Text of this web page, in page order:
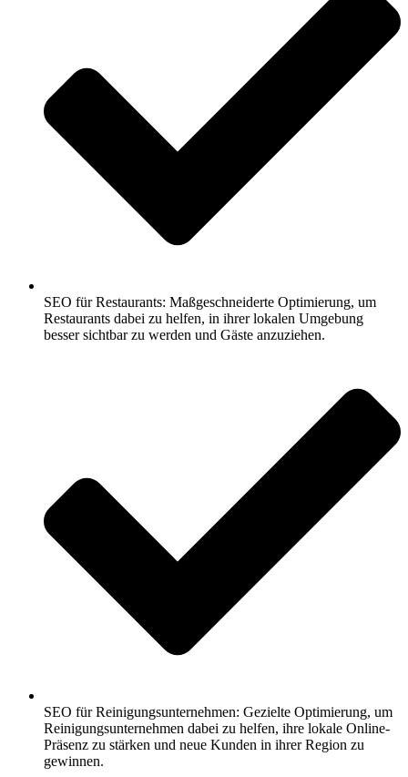
SEO für Restaurants: Maßgeschneiderte Optimierung, um
Restaurants dabei zu helfen, in ihrer lokalen Umgebung
besser sichtbar zu werden und Gäste anzuziehen.
SEO für Reinigungsunternehmen: Gezielte Optimierung, um
Reinigungsunternehmen dabei zu helfen, ihre lokale Online-
Präsenz zu stärken und neue Kunden in ihrer Region zu
gewinnen.